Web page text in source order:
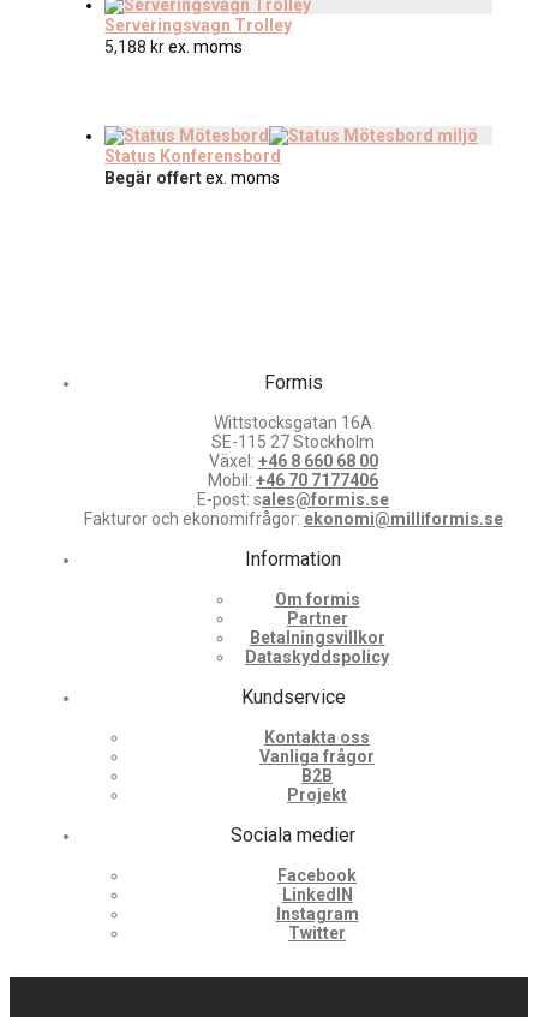
Serveringsvagn Trolley
5,188 krex. moms
Status Konferensbord
Begär offertex. moms
Formis
Wittstocksgatan 16A
SE-115 27 Stockholm
Växel: +46 8 660 68 00
Mobil: +46 70 7177406
E-post: sales@formis.se
Fakturor och ekonomifrågor: ekonomi@milliformis.se
Information
Om formis
Partner
Betalningsvillkor
Dataskyddspolicy
Kundservice
Kontakta oss
Vanliga frågor
B2B
Projekt
Sociala medier
Facebook
LinkedIN
Instagram
Twitter